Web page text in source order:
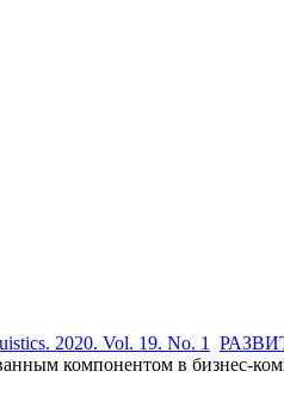
2020. Vol. 19. No. 1
компонентом в бизнес-